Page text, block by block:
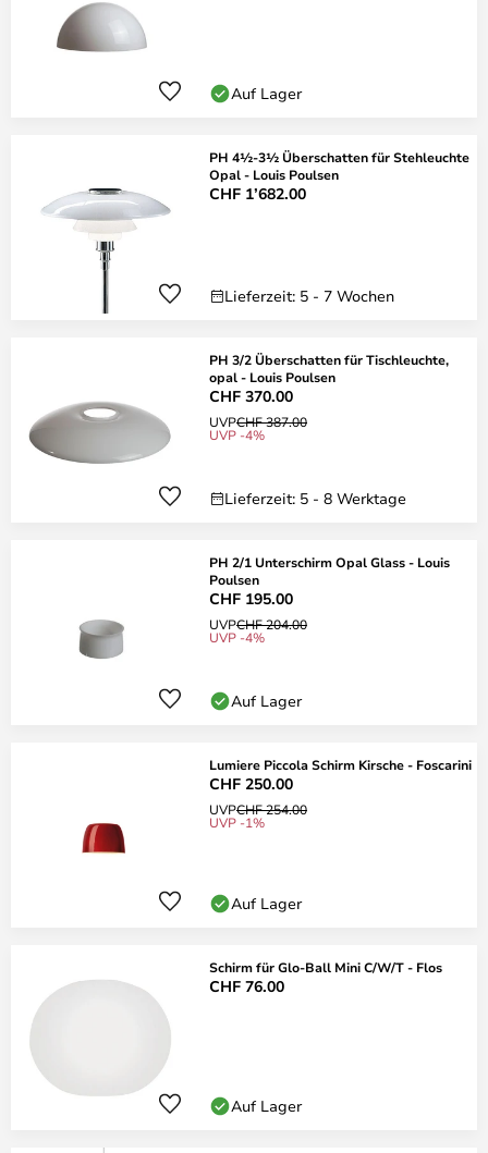
Auf Lager
PH 4½-3½ Überschatten für Stehleuchte
Opal - Louis Poulsen
CHF 1’682.00
Lieferzeit: 5 - 7 Wochen
PH 3/2 Überschatten für Tischleuchte,
opal - Louis Poulsen
CHF 370.00
UVPCHF 387.00
UVP -4%
Lieferzeit: 5 - 8 Werktage
PH 2/1 Unterschirm Opal Glass - Louis
Poulsen
CHF 195.00
UVPCHF 204.00
UVP -4%
Auf Lager
Lumiere Piccola Schirm Kirsche - Foscarini
CHF 250.00
UVPCHF 254.00
UVP -1%
Auf Lager
Schirm für Glo-Ball Mini C/W/T - Flos
CHF 76.00
Auf Lager